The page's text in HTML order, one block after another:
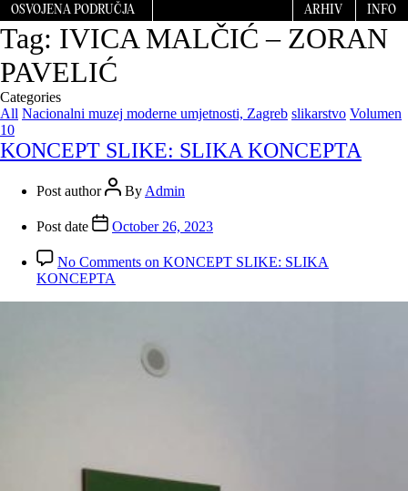
OSVOJENA PODRUČJA ARHIV INFO
Tag: IVICA MALČIĆ – ZORAN
PAVELIĆ
Categories
All Nacionalni muzej moderne umjetnosti, Zagreb slikarstvo Volumen
10
KONCEPT SLIKE: SLIKA KONCEPTA
Post author By Admin
Post date October 26, 2023
No Comments on KONCEPT SLIKE: SLIKA
KONCEPTA